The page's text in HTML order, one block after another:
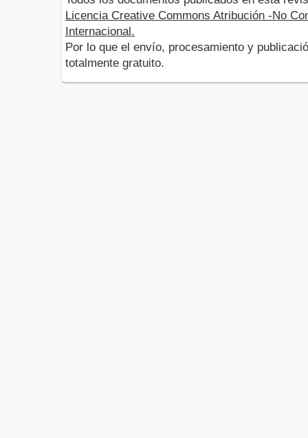
Licencia Creative Commons Atribución -No
Internacional.
Por lo que el envío, procesamiento y
totalmente gratuito.